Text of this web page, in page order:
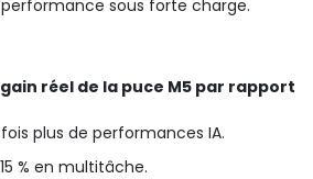
sous forte charge.
réel de la puce M5 par rapport
fois plus de performances IA.
% en multitâche.